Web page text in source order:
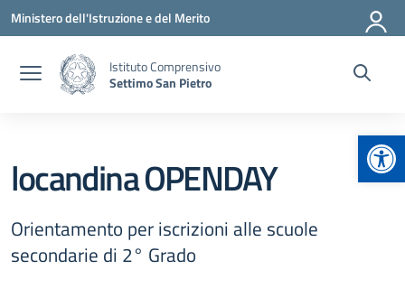
Vai ai contenuti
Vai al menu di navigazione
Vai al footer
Ministero dell'Istruzione e del Merito
Istituto Comprensivo
Settimo San Pietro
locandina OPENDAY
Orientamento per iscrizioni alle scuole
secondarie di 2° Grado